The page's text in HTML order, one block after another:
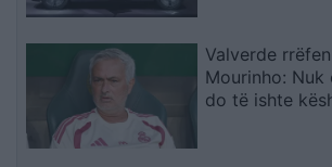
Valverde
Mourinho: Nuk
do të ishte